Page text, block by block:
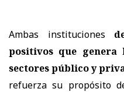
Ambas instituciones
positivos que
sectores público y
refuerza su propósito